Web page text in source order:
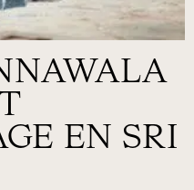
EN SRI